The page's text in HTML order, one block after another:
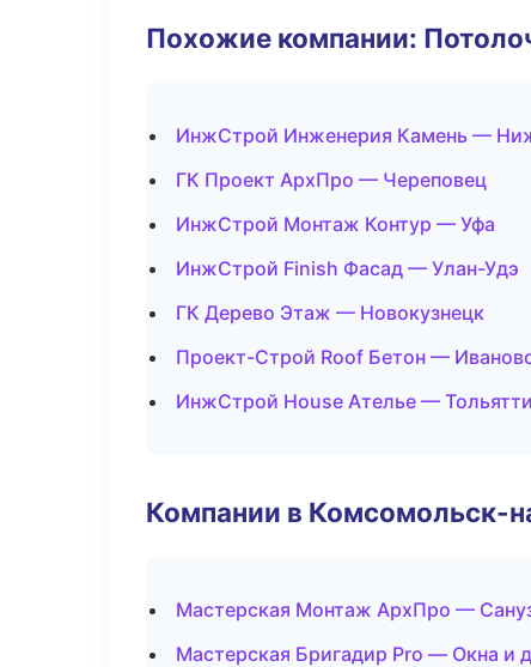
Похожие компании:
ИнжСтрой Инженерия Камень —
ГК Проект АрхПро — Череповец
ИнжСтрой Монтаж Контур — Уфа
ИнжСтрой Finish Фасад — Улан-Удэ
ГК Дерево Этаж — Новокузнецк
Проект-Строй Roof Бетон —
ИнжСтрой House Ателье — Тольятти
Компании в Комсомольск-
Мастерская Монтаж АрхПро —
Мастерская Бригадир Pro — Окна и